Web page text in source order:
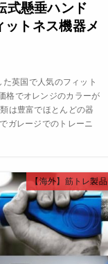
式懸垂ハンド
トネス機器メ
英国で人気のフィット
格でオレンジのカラーが
は豊富でほとんどの器
ガレージでのトレーニ
【海外】筋トレ製品